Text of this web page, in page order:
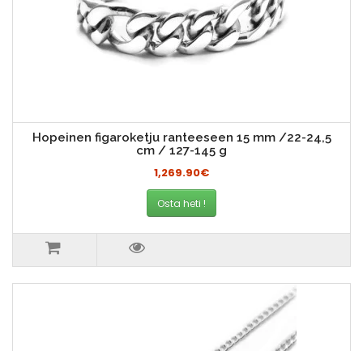
Hopeinen figaroketju ranteeseen 15 mm /22-24,5
cm / 127-145 g
1,269.90€
Osta heti !